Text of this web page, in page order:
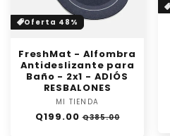
Oferta 48%
FreshMat - Alfombra
Antideslizante para
Baño - 2x1 - ADIÓS
RESBALONES
Proveedor:
MI TIENDA
Precio
Q199.00 Precio
Q385.00